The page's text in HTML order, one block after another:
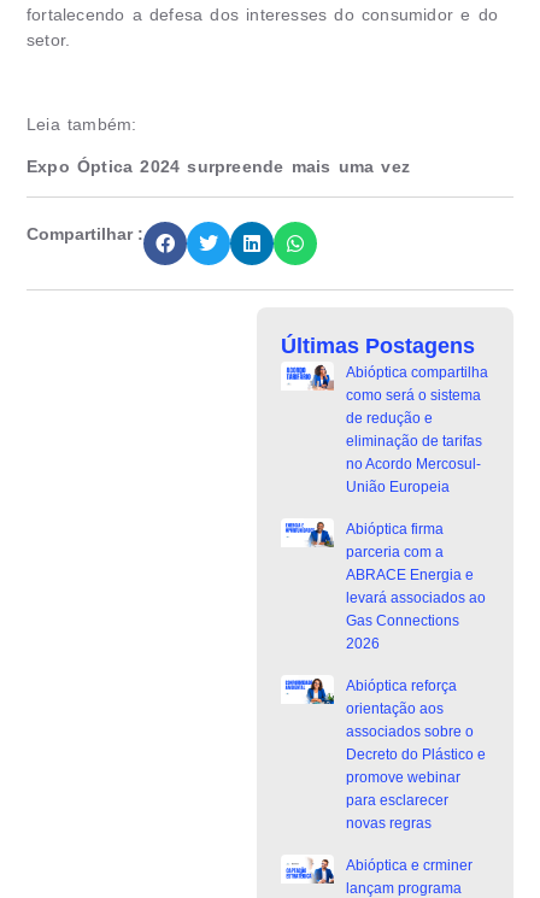
fortalecendo a defesa dos interesses do consumidor e do
setor.
Leia também:
Expo Óptica 2024 surpreende mais uma vez
Compartilhar :
Últimas Postagens
Abióptica compartilha
como será o sistema
de redução e
eliminação de tarifas
no Acordo Mercosul-
União Europeia
Abióptica firma
parceria com a
ABRACE Energia e
levará associados ao
Gas Connections
2026
Abióptica reforça
orientação aos
associados sobre o
Decreto do Plástico e
promove webinar
para esclarecer
novas regras
Abióptica e crminer
lançam programa